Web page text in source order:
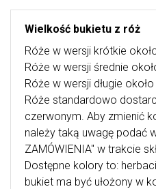
Wielkość bukietu z róż
Róże w wersji krótkie
Róże w wersji średnie
Róże w wersji długie
Róże standardowo
czerwonym. Aby zmienić
należy taką uwagę podać
ZAMÓWIENIA" w trakcie
Dostępne kolory to:
bukiet ma być ułożony w